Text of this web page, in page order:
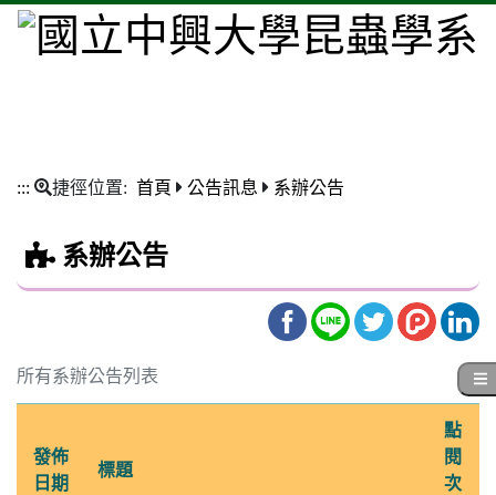
::: 捷徑位置: 首頁 公告訊息 系辦公告
系辦公告
所有系辦公告列表
發佈
日期
標題
點
閱
次